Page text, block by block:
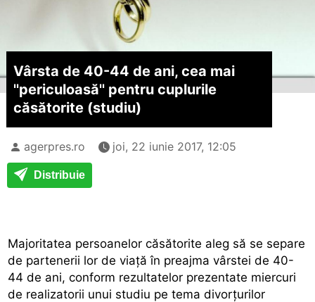
Vârsta de 40-44 de ani, cea mai
''periculoasă'' pentru cuplurile
căsătorite (studiu)
agerpres.ro joi, 22 iunie 2017, 12:05
Distribuie
Majoritatea persoanelor căsătorite aleg să se separe
de partenerii lor de viață în preajma vârstei de 40-
44 de ani, conform rezultatelor prezentate miercuri
de realizatorii unui studiu pe tema divorțurilor